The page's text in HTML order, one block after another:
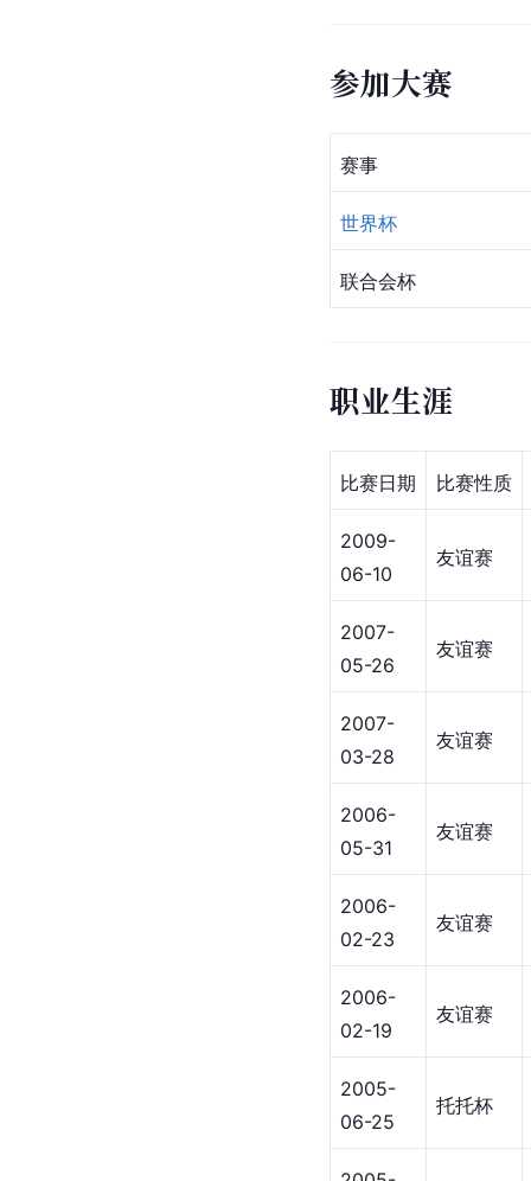
参加大赛
赛事
世界杯
联合会杯
职业生涯
比赛日期 比赛性质
2009-
06-10
友谊赛
2007-
05-26
友谊赛
2007-
03-28
友谊赛
2006-
05-31
友谊赛
2006-
02-23
友谊赛
2006-
02-19
友谊赛
2005-
06-25
托托杯